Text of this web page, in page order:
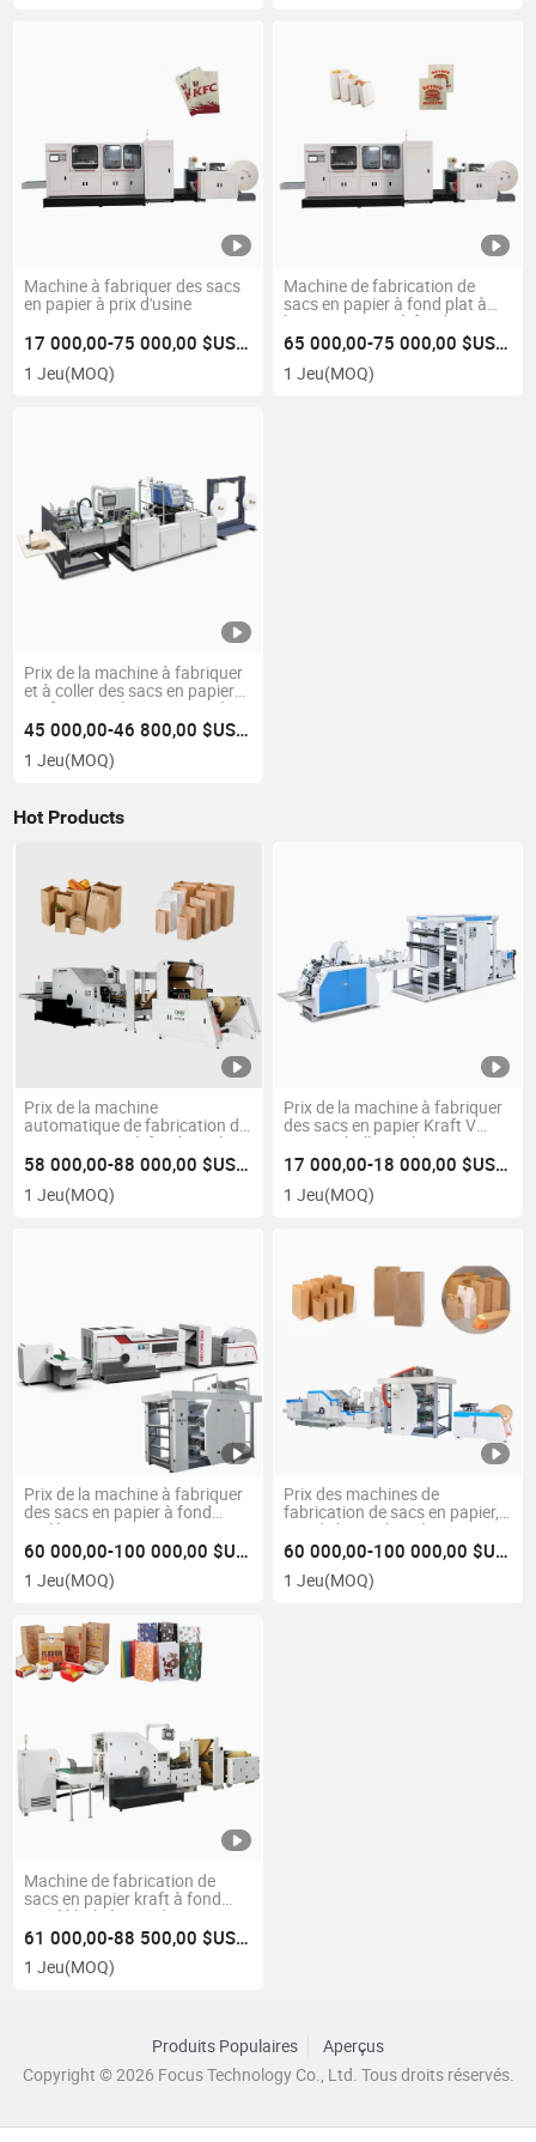
Machine à fabriquer des sacs
en papier à prix d'usine
17 000,00-75 000,00 $US/Jeu
1 Jeu(MOQ)
Machine de fabrication de
sacs en papier à fond plat à
haute vitesse V à fond pointu
65 000,00-75 000,00 $US/Jeu
1 Jeu(MOQ)
Prix de la machine à fabriquer
et à coller des sacs en papier
professionnels avec poignées
en corde de papier torsadé en45 000,00-46 800,00 $US/Jeu
1 Jeu(MOQ)
Hot Products
Prix de la machine
automatique de fabrication de
sacs en papier à fond carré
pour la fabrication de sacs en58 000,00-88 000,00 $US/Jeu
1 Jeu(MOQ)
Prix de la machine à fabriquer
des sacs en papier Kraft V
pour emballage alimentaire
17 000,00-18 000,00 $US/Jeu
1 Jeu(MOQ)
Prix de la machine à fabriquer
des sacs en papier à fond
roulé avec impression en
couleur
60 000,00-100 000,00 $US/Jeu
1 Jeu(MOQ)
Prix des machines de
fabrication de sacs en papier,
prix de la machine à sacs en
papier
60 000,00-100 000,00 $US/Jeu
1 Jeu(MOQ)
Machine de fabrication de
sacs en papier kraft à fond
carré khaki à grande vitesse
61 000,00-88 500,00 $US/Jeu
1 Jeu(MOQ)
Produits Populaires
Aperçus
Copyright © 2026 Focus Technology Co., Ltd. Tous droits réservés.